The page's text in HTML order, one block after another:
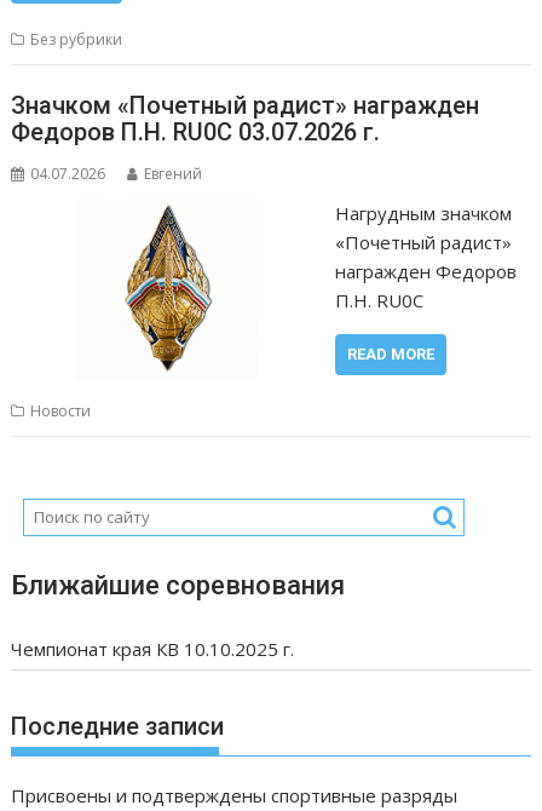
Без рубрики
Значком «Почетный радист» награжден
Федоров П.Н. RU0C 03.07.2026 г.
04.07.2026 Евгений
Нагрудным значком
«Почетный радист»
награжден Федоров
П.Н. RU0C
READ MORE
Новости
Ближайшие соревнования
Чемпионат края КВ 10.10.2025 г.
Последние записи
Присвоены и подтверждены спортивные разряды